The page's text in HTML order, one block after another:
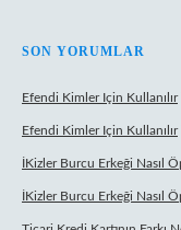
SON YORUMLAR
Efendi Kimler Için Kullanılır
Efendi Kimler Için Kullanılır
İKizler Burcu Erkeği Nasıl
İKizler Burcu Erkeği Nasıl